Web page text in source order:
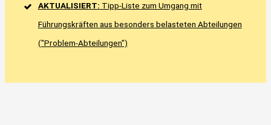
AKTUALISIERT: Tipp-Liste zum Umgang mit
Führungskräften aus besonders belasteten Abteilungen
("Problem-Abteilungen")